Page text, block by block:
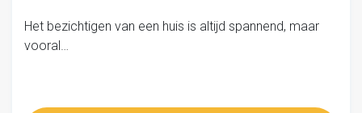
Het bezichtigen van een huis is altijd spannend, maar
vooral…